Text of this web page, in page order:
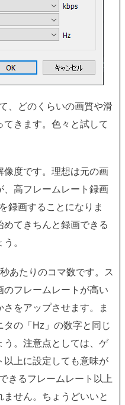
、どのくらいの画質や滑
きます。色々と試して
像度です。理想は元の画
高フレームレート録画
録画することになりま
てきちんと録画できる
。
あたりのコマ数です。ス
フレームレートが高い
をアップさせます。ま
の「Hz」の数字と同じ
。注意点としては、ゲ
上に設定しても意味が
きるフレームレート以上
せん。ちょうどいいと